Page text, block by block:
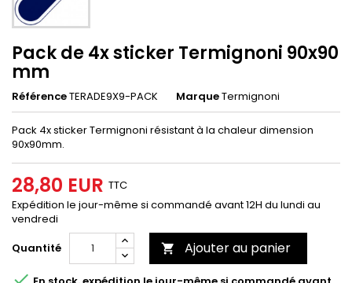
Pack de 4x sticker Termignoni 90x90
mm
RéférenceTERADE9X9-PACK MarqueTermignoni
Pack 4x sticker Termignoni résistant à la chaleur dimension
90x90mm.
28,80 EUR TTC
Expédition le jour-même si commandé avant 12H du lundi au
vendredi
Quantité
 Ajouter au panier
